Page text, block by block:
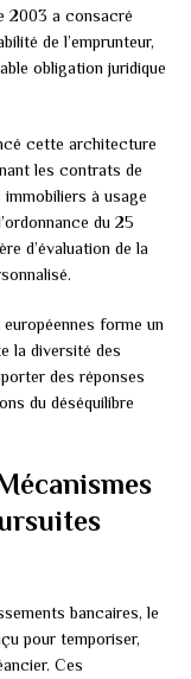
2003 a consacré
de l’emprunteur,
obligation juridique
cette architecture
les contrats de
à usage
du 25
d’évaluation de la
forme un
la diversité des
des réponses
du déséquilibre
bancaires, le
pour temporiser,
Ces